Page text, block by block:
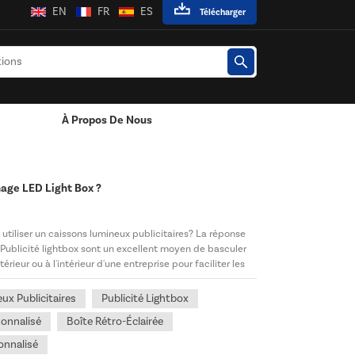
Télécharger
EN FR ES
À Propos De Nous
LED Light Box ?
un caissons lumineux publicitaires? La réponse
lightbox sont un excellent moyen de basculer
ou à l'intérieur d'une entreprise pour faciliter les
Publicitaires
Publicité Lightbox
Boîte Rétro-Éclairée